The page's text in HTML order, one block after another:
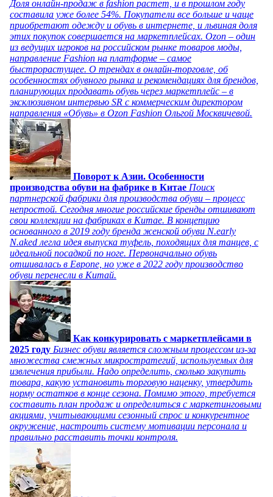
Доля онлайн-продаж в fashion растет, и в прошлом году
составила уже более 54%. Покупатели все больше и чаще
приобретают одежду и обувь в интернете, и львиная доля
этих покупок совершается на маркетплейсах. Ozon – один
из ведущих игроков на российском рынке товаров моды,
направление Fashion на платформе – самое
быстрорастущее. О трендах в онлайн-торговле, об
особенностях обувного рынка и рекомендациях для брендов,
планирующих продавать обувь через маркетплейс – в
эксклюзивном интервью SR с коммерческим директором
направления «Обувь» в Ozon Fashion Ольгой Москвичевой.
Поворот к Азии. Особенности
производства обуви на фабрике в Китае Поиск
партнерской фабрики для производства обуви – процесс
непростой. Сегодня многие российские бренды отшивают
свои коллекции на фабриках в Китае. В концепцию
основанного в 2019 году бренда женской обуви N.early
N.aked легла идея выпуска туфель, походящих для танцев, с
идеальной посадкой по ноге. Первоначально обувь
отшивалась в Европе, но уже в 2022 году производство
обуви перенесли в Китай.
Как конкурировать с маркетплейсами в
2025 году Бизнес обуви является сложным процессом из-за
множества смежных микростратегий, используемых для
извлечения прибыли. Надо определить, сколько закупить
товара, какую установить торговую наценку, утвердить
норму остатков в конце сезона. Помимо этого, требуется
составить план продаж и определиться с маркетинговыми
акциями, учитывающими сезонный спрос и конкурентное
окружение, настроить систему мотивации персонала и
правильно расставить точки контроля.